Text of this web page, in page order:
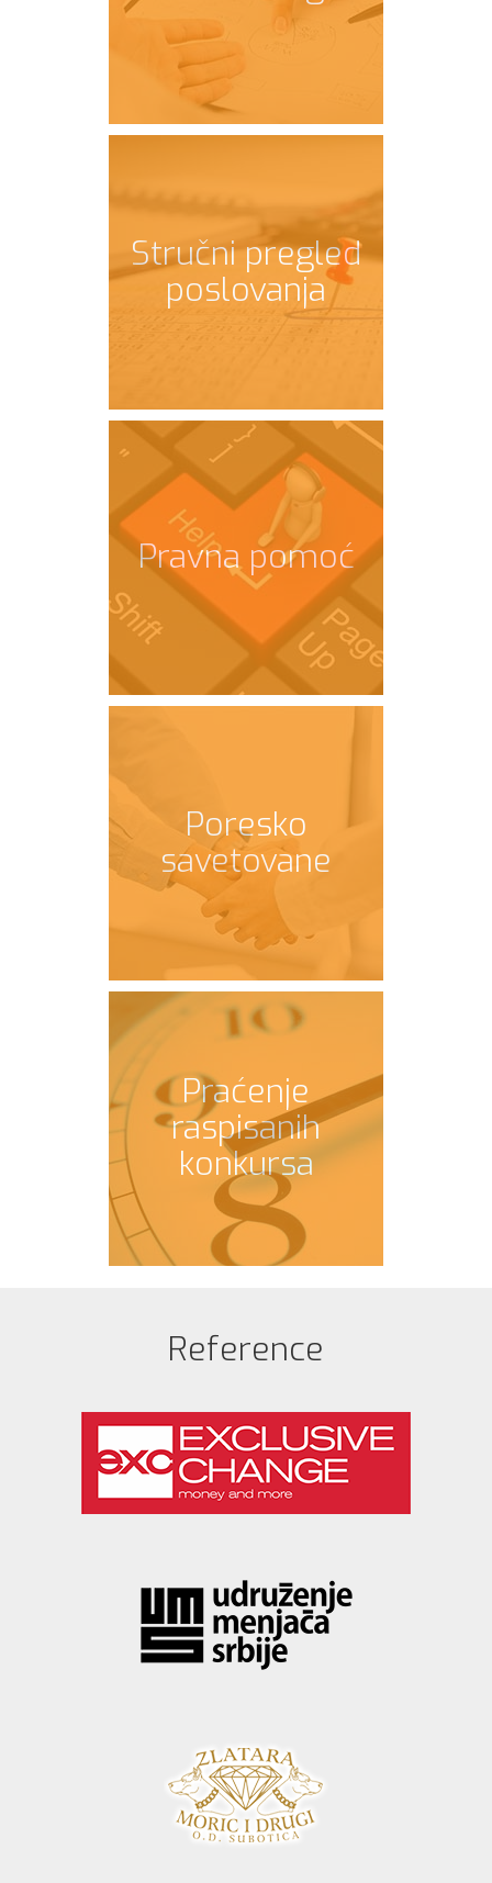
Stručni pregled
poslovanja
Pravna pomoć
Poresko
savetovane
Praćenje
raspisanih
konkursa
Reference